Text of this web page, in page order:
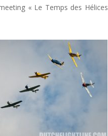
« Le Temps des